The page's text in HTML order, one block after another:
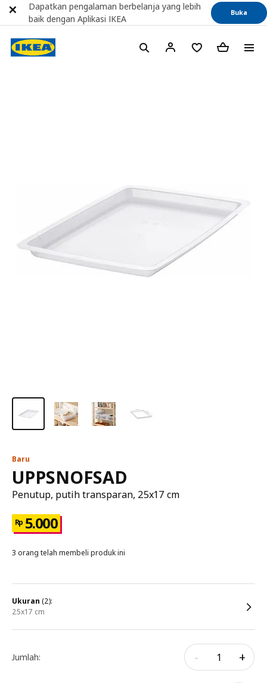
Baru
UPPSNOFSAD
Penutup, putih transparan, 25x17 cm
Rp 5.000
3 orang telah membeli produk ini
ukuran (2):
25x17 cm
Jumlah: - +
Dapatkan pengalaman berbelanja yang lebih
baik dengan Aplikasi IKEA
Buka